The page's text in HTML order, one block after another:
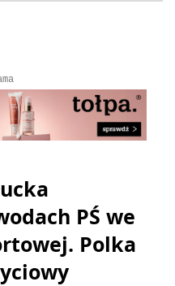
PŚ we
Polka